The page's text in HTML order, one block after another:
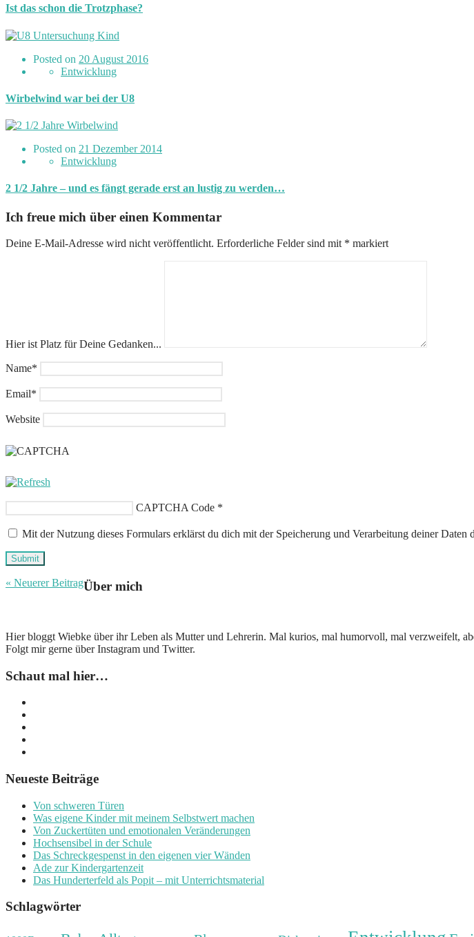
Ist das schon die Trotzphase?
Posted on 20 August 2016
Entwicklung
Wirbelwind war bei der U8
Posted on 21 Dezember 2014
Entwicklung
2 1/2 Jahre – und es fängt gerade erst an lustig zu werden…
Ich freue mich über einen Kommentar
Deine E-Mail-Adresse wird nicht veröffentlicht. Erforderliche Felder sind mit * markiert
Hier ist Platz für Deine Gedanken...
Name*
Email*
Website
CAPTCHA Code *
Mit der Nutzung dieses Formulars erklärst du dich mit der Speicherung und Verarbeitung deiner Daten
Submit
« Neuerer BeitragÜber mich
Hier bloggt Wiebke über ihr Leben als Mutter und Lehrerin. Mal kurios, mal humorvoll, mal verzweifelt,
Folgt mir gerne über Instagram und Twitter.
Schaut mal hier…
Neueste Beiträge
Von schweren Türen
Was eigene Kinder mit meinem Selbstwert machen
Von Zuckertüten und emotionalen Veränderungen
Hochsensibel in der Schule
Das Schreckgespenst in den eigenen vier Wänden
Ade zur Kindergartenzeit
Das Hunderterfeld als Popit – mit Unterrichtsmaterial
Schlagwörter